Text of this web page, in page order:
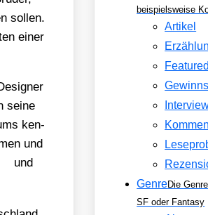
sol­len.
einer
sei­ne
ken­
und
und
beispielsweise
Artikel
GenreDie
SF oder Fantasy